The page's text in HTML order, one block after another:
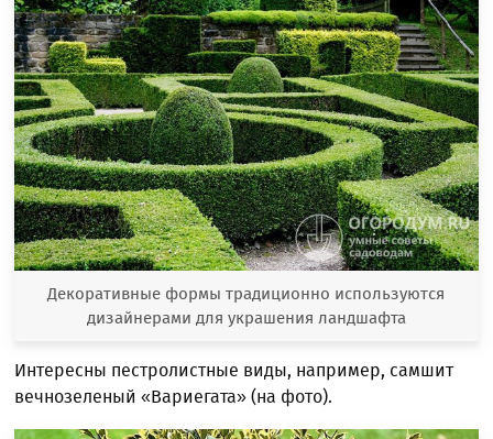
Декоративные формы традиционно используются
дизайнерами для украшения ландшафта
Интересны пестролистные виды, например, самшит
вечнозеленый «Вариегата» (на фото).